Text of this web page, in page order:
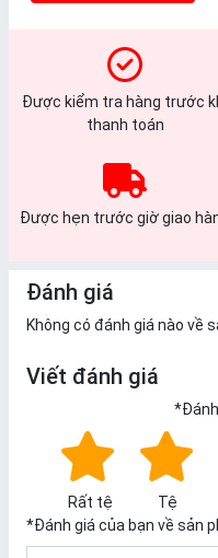
Được kiểm tra hàng trước
thanh toán
Được hẹn trước giờ giao
Đánh giá
Không có đánh giá nào về
Viết đánh giá
*
Rất tệ Tệ
*Đánh giá của bạn về sản